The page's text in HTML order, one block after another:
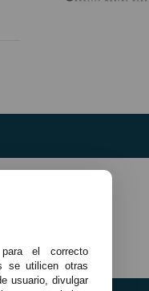
el correcto
se utilicen otras
usuario, divulgar